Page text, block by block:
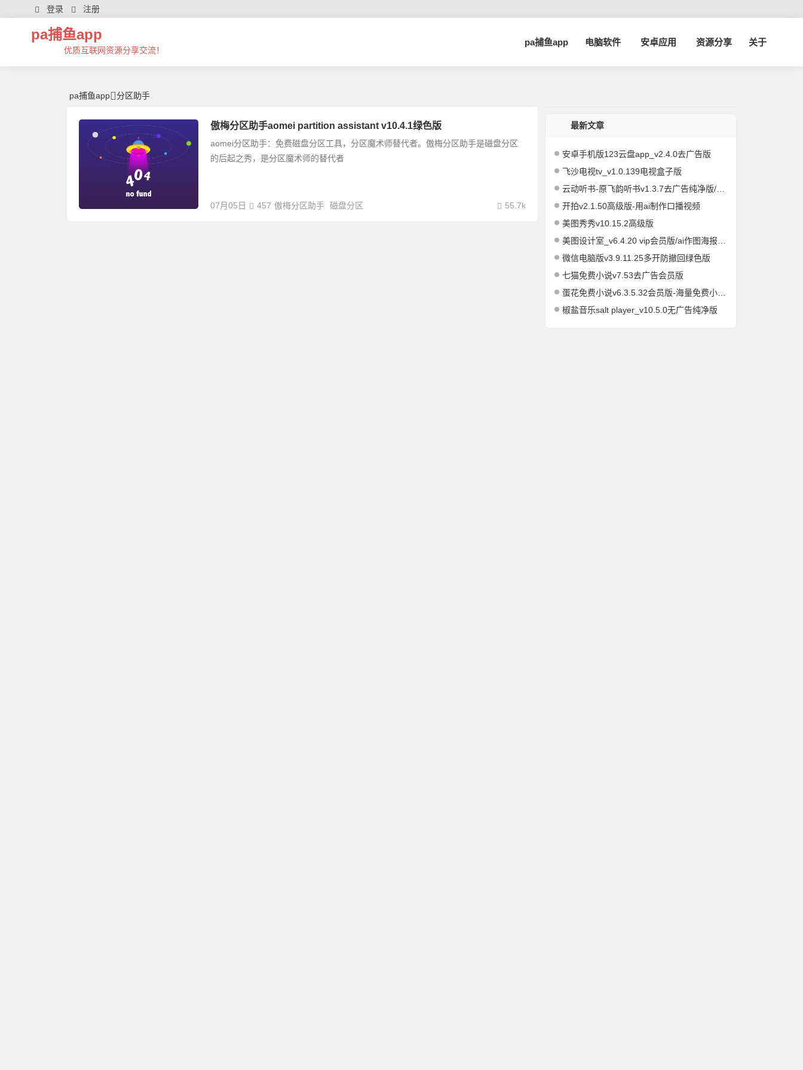
分区助手 | 芊芊精典-pa捕鱼app
登录 注册
pa捕鱼app
优质互联网资源分享交流！
pa捕鱼app 电脑软件 安卓应用 资源分享 关于
pa捕鱼app 分区助手
傲梅分区助手aomei partition assistant v10.4.1绿色版
aomei分区助手：免费磁盘分区工具，分区魔术师替代者。傲梅分区助手是磁盘分区
的后起之秀，是分区魔术师的替代者
07月05日 55.7k
457 傲梅分区助手 磁盘分区
最新文章
安卓手机版123云盘app_v2.4.0去广告版
飞沙电视tv_v1.0.139电视盒子版
云动听书-原飞韵听书v1.3.7去广告纯净版/海量资源
开拍v2.1.50高级版-用ai制作口播视频
美图秀秀v10.15.2高级版
美图设计室_v6.4.20 vip会员版/ai作图海报编辑
微信电脑版v3.9.11.25多开防撤回绿色版
七猫免费小说v7.53去广告会员版
蛋花免费小说v6.3.5.32会员版-海量免费小说有声小说阅读听书
椒盐音乐salt player_v10.5.0无广告纯净版